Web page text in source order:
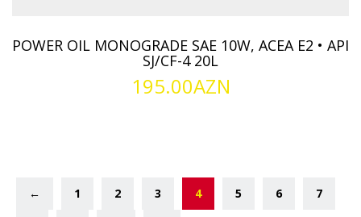
POWER OIL MONOGRADE SAE 10W, ACEA E2 • API
SJ/CF-4 20L
195.00AZN
← 1 2 3 4 5 6 7